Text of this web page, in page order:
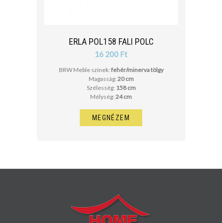
ERLA POL158 FALI POLC
16 200 Ft
BRW Meble színek: fehér/minerva tölgy
Magasság: 20 cm
Szélesség: 158 cm
Mélység: 24 cm
MEGNÉZEM